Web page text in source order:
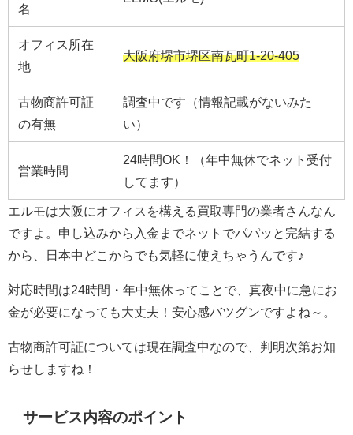
名
オフィス所在
地
大阪府堺市堺区南瓦町1-20-405
古物商許可証
の有無
調査中です（情報記載がないみた
い）
営業時間
24時間OK！（年中無休でネット受付
してます）
エルモは大阪にオフィスを構える買取専門の業者さんなん
ですよ。申し込みから入金までネットでパパッと完結する
から、日本中どこからでも気軽に使えちゃうんです♪
対応時間は24時間・年中無休ってことで、真夜中に急にお
金が必要になっても大丈夫！安心感バツグンですよね～。
古物商許可証については現在調査中なので、判明次第お知
らせしますね！
サービス内容のポイント